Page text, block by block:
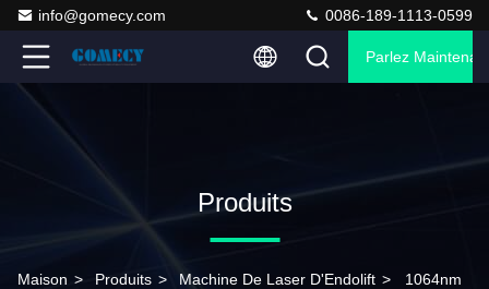
info@gomecy.com 0086-189-1113-0599
Parlez
Produits
Maison > Produits > Machine De Laser D'Endolift > 1064nm